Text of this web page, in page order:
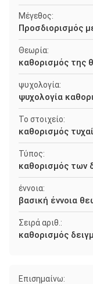
Μέγεθος:
Προσδιορισμός
Θεωρία:
καθορισμός της
ψυχολογία:
ψυχολογία
Το στοιχείο:
καθορισμός
Τύπος:
καθορισμός των
έννοια:
βασική έννοια
Σειρά αριθ.:
καθορισμός
Επισημαίνω: